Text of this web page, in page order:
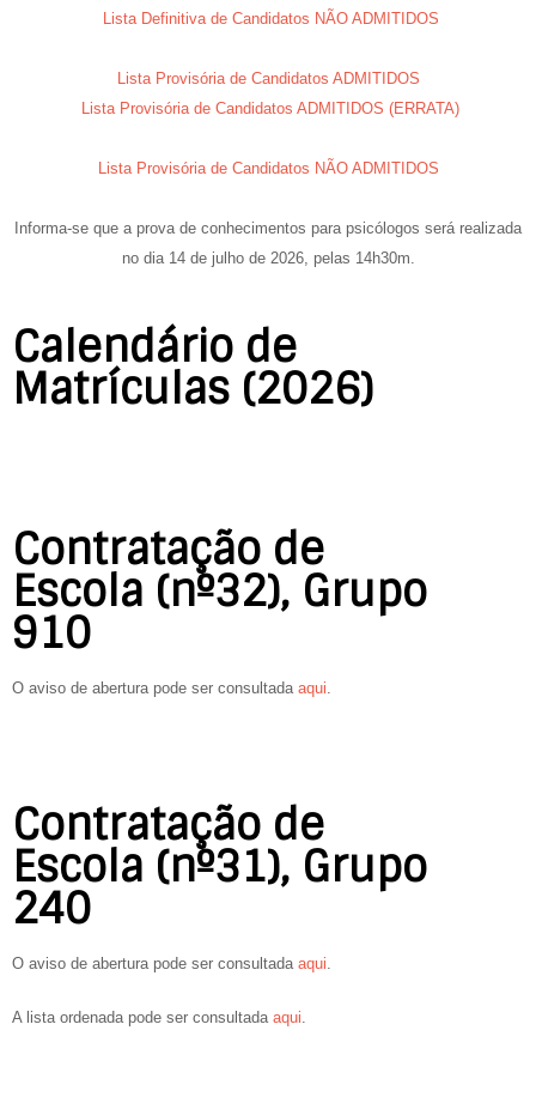
Lista Definitiva de Candidatos NÃO ADMITIDOS
Lista Provisória de Candidatos ADMITIDOS
Lista Provisória de Candidatos ADMITIDOS (ERRATA)
Lista Provisória de Candidatos NÃO ADMITIDOS
Informa-se que a prova de conhecimentos para psicólogos será realizada
no dia 14 de julho de 2026, pelas 14h30m.
Calendário de
Matrículas (2026)
Contratação de
Escola (nº32), Grupo
910
O aviso de abertura pode ser consultada aqui.
Contratação de
Escola (nº31), Grupo
240
O aviso de abertura pode ser consultada aqui
A lista ordenada pode ser consultada aqui